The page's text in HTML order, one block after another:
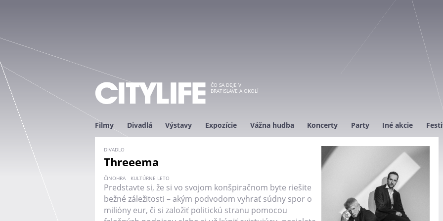
ČO SA DEJE V
BRATISLAVE A OKOLÍ
Filmy Divadlá Výstavy Expozície Vážna hudba Koncerty Party Iné akcie
DIVADLO
Threeema
ČINOHRA KULTÚRNE LETO
Predstavte si, že si vo svojom konšpiračnom byte riešite
bežné záležitosti – akým podvodom vyhrať súdny spor o
milióny eur, či si založiť politickú stranu pomocou